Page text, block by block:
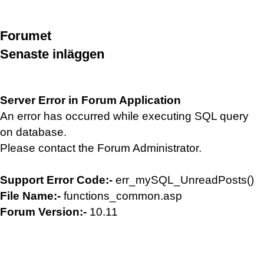
Forumet
Senaste inläggen
Server Error in Forum Application
An error has occurred while executing SQL query
on database.
Please contact the Forum Administrator.
Support Error Code:- err_mySQL_UnreadPosts()
File Name:- functions_common.asp
Forum Version:- 10.11